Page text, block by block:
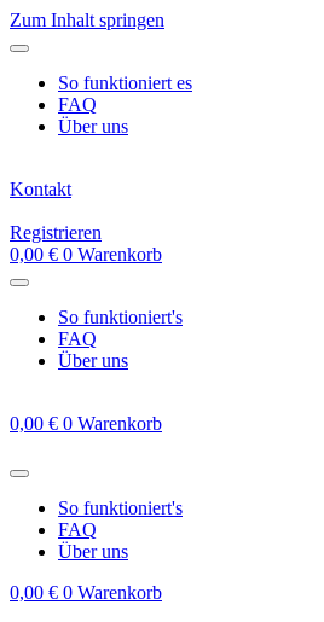
Zum Inhalt springen
So funktioniert es
FAQ
Über uns
Kontakt
Registrieren
0,00 € 0 Warenkorb
So funktioniert's
FAQ
Über uns
0,00 € 0 Warenkorb
So funktioniert's
FAQ
Über uns
0,00 € 0 Warenkorb